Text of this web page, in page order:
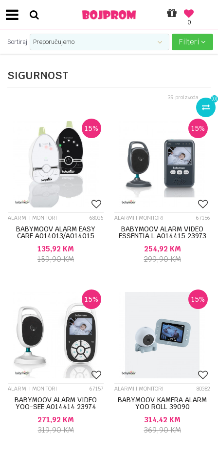
0
SIGURNO PLAĆANJE PLATNIM KARTICAMA!
(0)
SIGURNOST
Sortiraj Filteri
39 proizvoda
15%
ALARMI I MONITORI 68036
BABYMOOV ALARM EASY
CARE A014013/A014015
135,92 KM
159,90KM
15%
ALARMI I MONITORI 67156
BABYMOOV ALARM VIDEO
ESSENTIA L A014415 23973
254,92 KM
299,90KM
15%
ALARMI I MONITORI 67157
BABYMOOV ALARM VIDEO
YOO-SEE A014414 23974
271,92 KM
319,90KM
15%
ALARMI I MONITORI 80382
BABYMOOV KAMERA ALARM
YOO ROLL 39090
314,42 KM
369,90KM